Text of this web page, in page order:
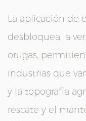
La aplicación de
desbloquea la
orugas,
industrias que
y la topografía
rescate y el